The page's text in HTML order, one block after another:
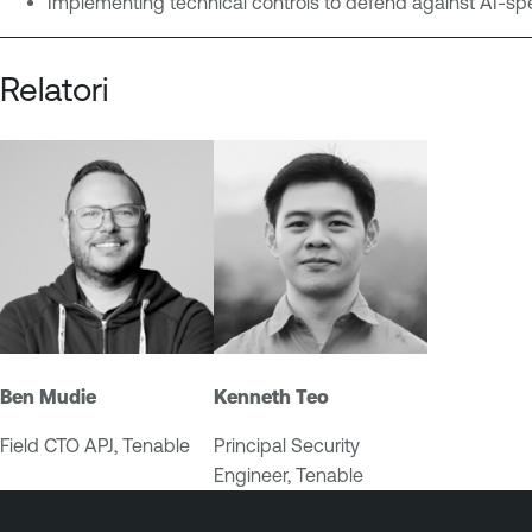
T
n
n
e
Relatori
Ben Mudie
Field CTO APJ, Tenable
Kenneth Teo
Principal Security
Engineer, Tenable